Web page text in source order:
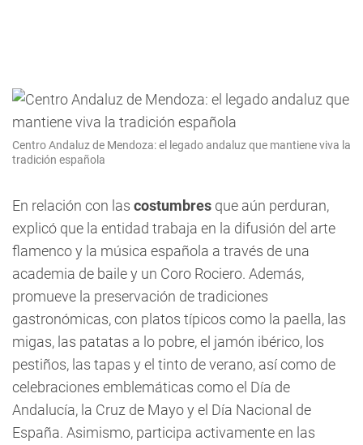
Centro Andaluz de Mendoza: el legado andaluz que mantiene viva la
tradición española
En relación con las costumbres que aún perduran,
explicó que la entidad trabaja en la difusión del arte
flamenco y la música española a través de una
academia de baile y un Coro Rociero. Además,
promueve la preservación de tradiciones
gastronómicas, con platos típicos como la paella, las
migas, las patatas a lo pobre, el jamón ibérico, los
pestiños, las tapas y el tinto de verano, así como de
celebraciones emblemáticas como el Día de
Andalucía, la Cruz de Mayo y el Día Nacional de
España. Asimismo, participa activamente en las